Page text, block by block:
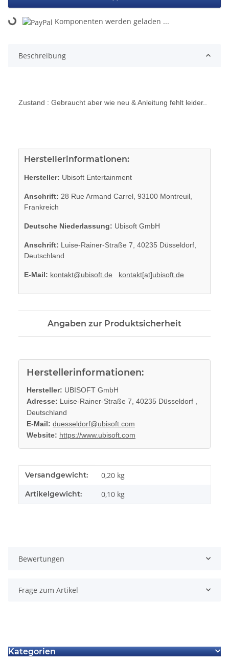
Loading... Komponenten werden geladen ...
Beschreibung
Zustand : Gebraucht aber wie neu & Anleitung fehlt leider..
Herstellerinformationen:
Hersteller: Ubisoft Entertainment
Anschrift: 28 Rue Armand Carrel, 93100 Montreuil,
Frankreich
Deutsche Niederlassung: Ubisoft GmbH
Anschrift: Luise-Rainer-Straße 7, 40235 Düsseldorf,
Deutschland
E-Mail: kontakt@ubisoft.de kontakt[at]ubisoft.de
Angaben zur Produktsicherheit
Herstellerinformationen:
Hersteller: UBISOFT GmbH
Adresse: Luise-Rainer-Straße 7, 40235 Düsseldorf ,
Deutschland
E-Mail: duesseldorf@ubisoft.com
Website: https://www.ubisoft.com
Produkteigenschaft
Wert
Versandgewicht: 0,20 kg
Artikelgewicht: 0,10 kg
Bewertungen
Frage zum Artikel
Kategorien